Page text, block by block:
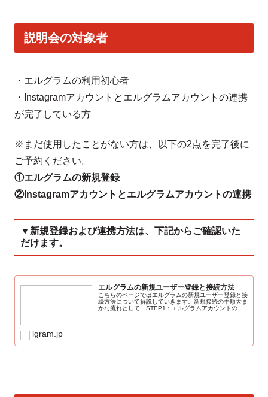
説明会の対象者
・エルグラムの利用初心者
・Instagramアカウントとエルグラムアカウントの連携
が完了している方
※まだ使用したことがない方は、以下の2点を完了後に
ご予約ください。
①エルグラムの新規登録
②Instagramアカウントとエルグラムアカウントの連携
▼新規登録および連携方法は、下記からご確認いた
だけます。
エルグラムの新規ユーザー登録と接続方法
こちらのページではエルグラムの新規ユーザー登録と接
続方法について解説していきます。新規接続の手順大ま
かな流れとして STEP1：エルグラムアカウントの登
lgram.jp